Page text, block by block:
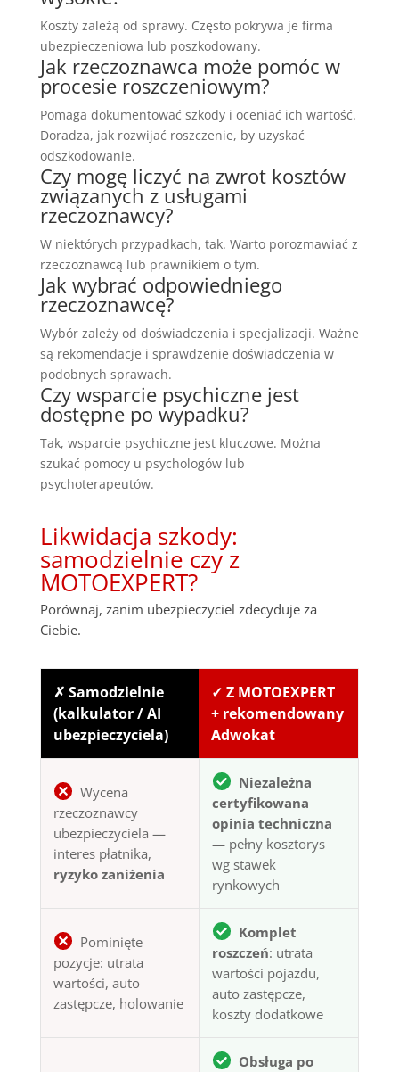
Koszty zależą od sprawy. Często pokrywa je firma
ubezpieczeniowa lub poszkodowany.
Jak rzeczoznawca może pomóc w
procesie roszczeniowym?
Pomaga dokumentować szkody i oceniać ich wartość.
Doradza, jak rozwijać roszczenie, by uzyskać
odszkodowanie.
Czy mogę liczyć na zwrot kosztów
związanych z usługami
rzeczoznawcy?
W niektórych przypadkach, tak. Warto porozmawiać z
rzeczoznawcą lub prawnikiem o tym.
Jak wybrać odpowiedniego
rzeczoznawcę?
Wybór zależy od doświadczenia i specjalizacji. Ważne
są rekomendacje i sprawdzenie doświadczenia w
podobnych sprawach.
Czy wsparcie psychiczne jest
dostępne po wypadku?
Tak, wsparcie psychiczne jest kluczowe. Można
szukać pomocy u psychologów lub
psychoterapeutów.
Likwidacja szkody:
samodzielnie czy z
MOTOEXPERT?
Porównaj, zanim ubezpieczyciel zdecyduje za
Ciebie.
✗ Samodzielnie
(kalkulator / AI
ubezpieczyciela)
✓ Z MOTOEXPERT
+ rekomendowany
Adwokat
Wycena
rzeczoznawcy
ubezpieczyciela —
interes płatnika,
ryzyko zaniżenia
Niezależna
certyfikowana
opinia techniczna
— pełny kosztorys
wg stawek
rynkowych
Pominięte
pozycje: utrata
wartości, auto
zastępcze, holowanie
Komplet
roszczeń: utrata
wartości pojazdu,
auto zastępcze,
koszty dodatkowe
Obsługa po